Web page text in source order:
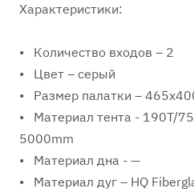
Характеристики:
• Количество входов – 2
• Цвет – серый
• Размер палатки –
• Материал тента - 190T/
5000mm
• Материал дна - —
• Материал дуг – HQ